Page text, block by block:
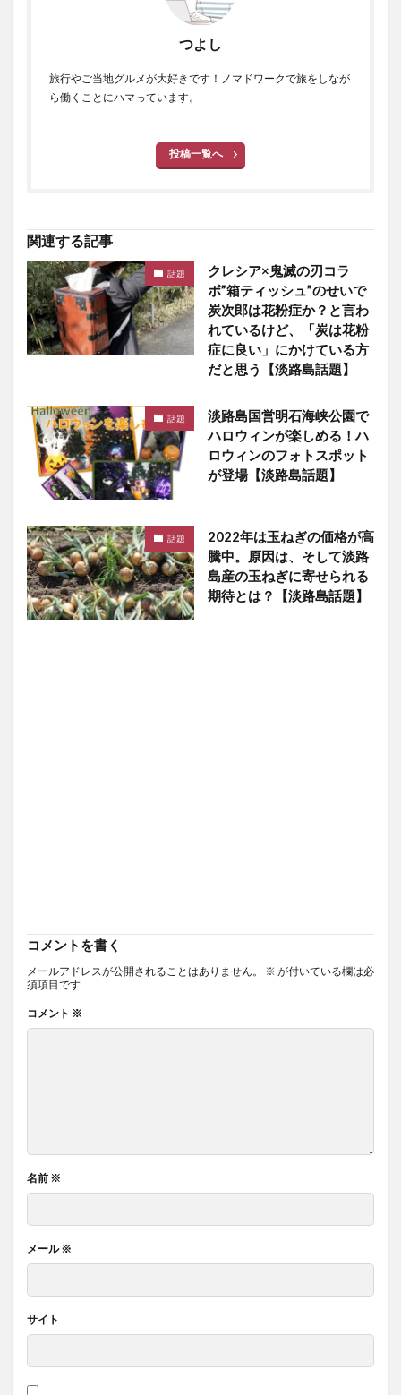
つよし
旅行やご当地グルメが大好きです！ノマドワークで旅をしなが
ら働くことにハマっています。
投稿一覧へ
関連する記事
話題
クレシア×鬼滅の刃コラ
ボ”箱ティッシュ”のせいで
炭次郎は花粉症か？と言わ
れているけど、「炭は花粉
症に良い」にかけている方
だと思う【淡路島話題】
話題
淡路島国営明石海峡公園で
ハロウィンが楽しめる！ハ
ロウィンのフォトスポット
が登場【淡路島話題】
話題
2022年は玉ねぎの価格が高
騰中。原因は、そして淡路
島産の玉ねぎに寄せられる
期待とは？【淡路島話題】
コメントを書く
メールアドレスが公開されることはありません。 ※ が付いている欄は必
須項目です
コメント ※
名前 ※
メール※
サイト